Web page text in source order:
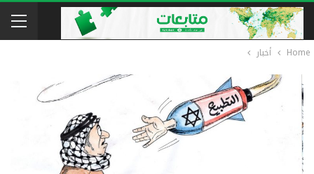
Home أخبار